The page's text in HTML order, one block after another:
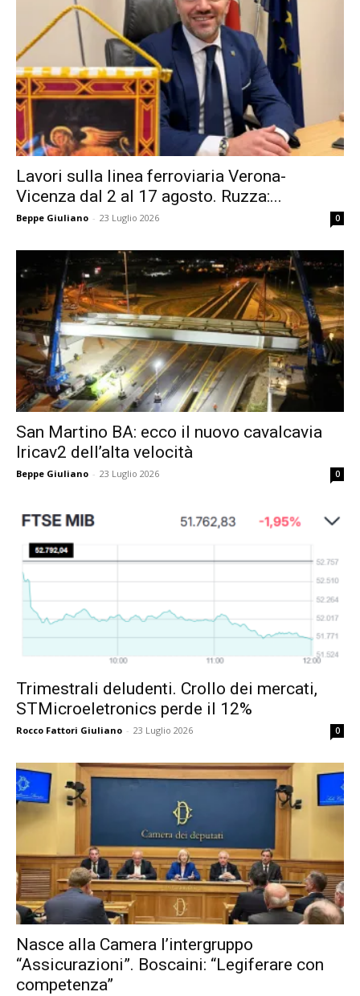
Lavori sulla linea ferroviaria Verona-
Vicenza dal 2 al 17 agosto. Ruzza:...
Beppe Giuliano - 23 Luglio 2026 0
San Martino BA: ecco il nuovo cavalcavia
Iricav2 dell’alta velocità
Beppe Giuliano - 23 Luglio 2026 0
Trimestrali deludenti. Crollo dei mercati,
STMicroeletronics perde il 12%
Rocco Fattori Giuliano - 23 Luglio 2026 0
Nasce alla Camera l’intergruppo
“Assicurazioni”. Boscaini: “Legiferare con
competenza”